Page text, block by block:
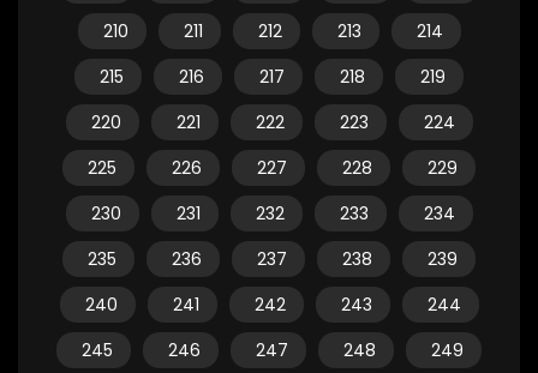
210
211 212 213
214
215
216 217 218
219
220
221 222 223
224
225
226 227 228
229
230
231 232 233
234
235
236 237 238
239
240
241 242 243
244
245
246 247 248
249